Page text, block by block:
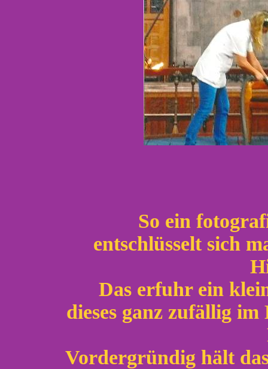
So ein
entschlüsselt sich
Das erfuhr ein
dieses ganz zufällig
Vordergründig hält